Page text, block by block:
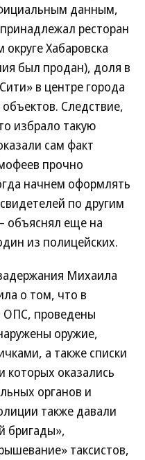
данным,
ресторан
Хабаровска
был продан), доля в
в центре города
Следствие,
избрало такую
сам факт
прочно
начнем оформлять
по другим
объяснял еще на
из полицейских.
Михаила
о том, что в
ОПС, проведены
оружие,
а также списки
которых оказались
органов и
также давали
бригады»,
таксистов,